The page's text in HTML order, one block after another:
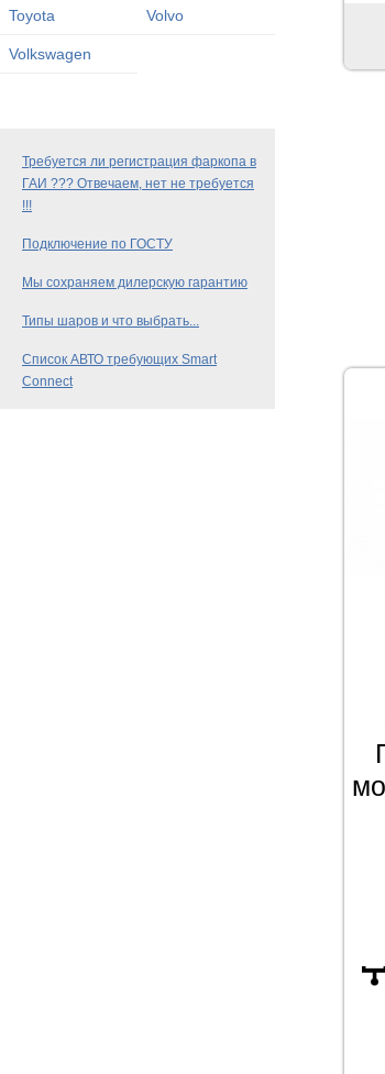
Toyota Volvo
Volkswagen
Требуется ли регистрация фаркопа в
ГАИ ??? Отвечаем, нет не требуется
!!!
Подключение по ГОСТУ
Мы сохраняем дилерскую гарантию
Типы шаров и что выбрать...
Список АВТО требующих Smart
Connect